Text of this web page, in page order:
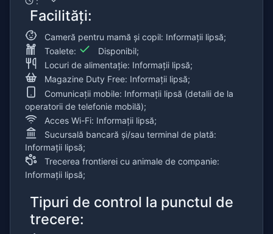
Facilități:
Cameră pentru mamă și copil: Informații lipsă;
Toalete:
Disponibil;
Locuri de alimentație: Informații lipsă;
Magazine Duty Free: Informații lipsă;
Comunicații mobile: Informații lipsă (detalii de la
operatorii de telefonie mobilă);
Acces Wi-Fi: Informații lipsă;
Sucursală bancară și/sau terminal de plată:
Informații lipsă;
Trecerea frontierei cu animale de companie:
Informații lipsă;
Tipuri de control la punctul de
trecere: